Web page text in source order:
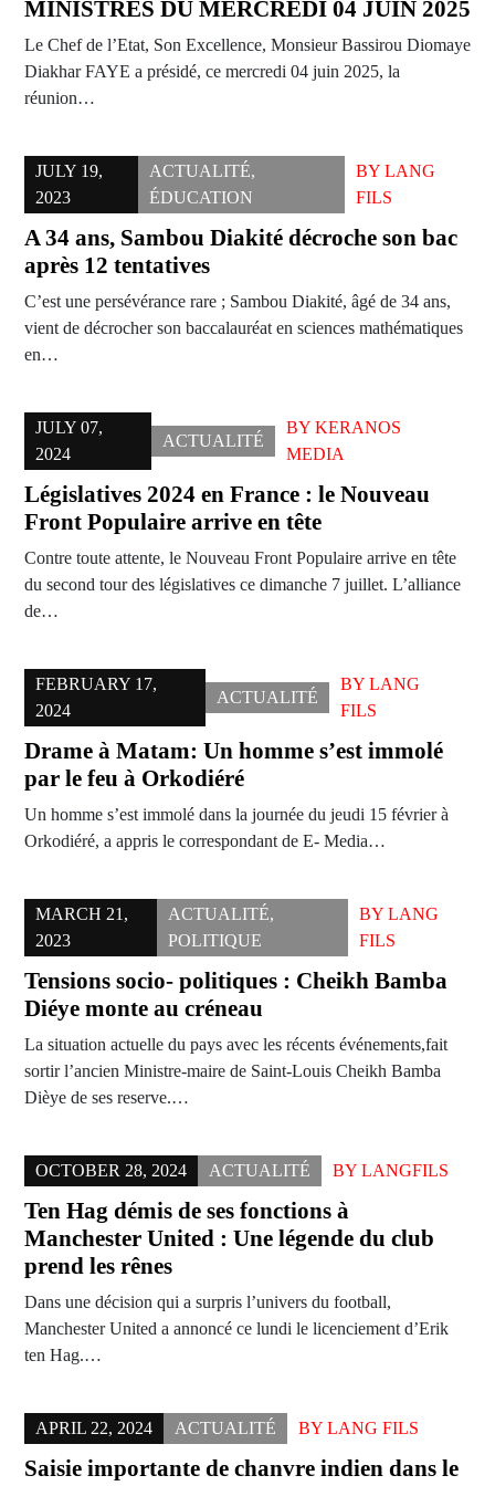
MINISTRES DU MERCREDI 04 JUIN 2025
Le Chef de l’Etat, Son Excellence, Monsieur Bassirou Diomaye
Diakhar FAYE a présidé, ce mercredi 04 juin 2025, la
réunion…
JULY 19,
2023
ACTUALITÉ,
ÉDUCATION
BYLANG
FILS
A 34 ans, Sambou Diakité décroche son bac
après 12 tentatives
C’est une persévérance rare ; Sambou Diakité, âgé de 34 ans,
vient de décrocher son baccalauréat en sciences mathématiques
en…
JULY 07,
2024
ACTUALITÉ
BY KERANOS
MEDIA
Législatives 2024 en France : le Nouveau
Front Populaire arrive en tête
Contre toute attente, le Nouveau Front Populaire arrive en tête
du second tour des législatives ce dimanche 7 juillet. L’alliance
de…
FEBRUARY 17,
2024
ACTUALITÉ
BYLANG
FILS
Drame à Matam: Un homme s’est immolé
par le feu à Orkodiéré
Un homme s’est immolé dans la journée du jeudi 15 février à
Orkodiéré, a appris le correspondant de E- Media…
MARCH 21,
2023
ACTUALITÉ,
POLITIQUE
BYLANG
FILS
Tensions socio- politiques : Cheikh Bamba
Diéye monte au créneau
La situation actuelle du pays avec les récents événements,fait
sortir l’ancien Ministre-maire de Saint-Louis Cheikh Bamba
Dièye de ses reserve.…
OCTOBER 28, 2024 ACTUALITÉ BY LANGFILS
Ten Hag démis de ses fonctions à
Manchester United : Une légende du club
prend les rênes
Dans une décision qui a surpris l’univers du football,
Manchester United a annoncé ce lundi le licenciement d’Erik
ten Hag.…
APRIL 22, 2024 ACTUALITÉ BY LANG FILS
Saisie importante de chanvre indien dans le